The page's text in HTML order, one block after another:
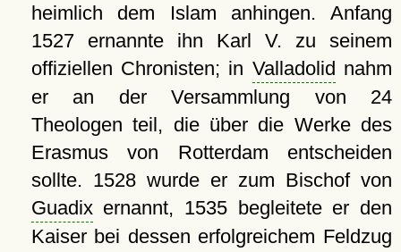
heimlich dem Islam anhingen. Anfang
1527 ernannte ihn Karl V. zu seinem
offiziellen Chronisten; in Valladolid nahm
er an der Versammlung von 24
Theologen teil, die über die Werke des
Erasmus von Rotterdam entscheiden
sollte. 1528 wurde er zum Bischof von
Guadixernannt, 1535 begleitete er den
Kaiser bei dessen erfolgreichem Feldzug